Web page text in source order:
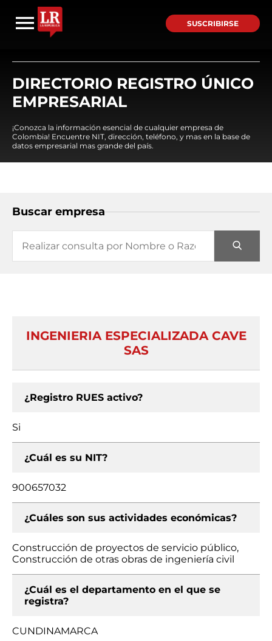
SUSCRIBIRSE
DIRECTORIO REGISTRO ÚNICO
EMPRESARIAL
¡Conozca la información esencial de cualquier empresa de
Colombia! Encuentre NIT, dirección, teléfono, y mas en la base de
datos empresarial mas grande del país.
Buscar empresa
INGENIERIA ESPECIALIZADA CAVE
SAS
¿Registro RUES activo?
Si
¿Cuál es su NIT?
900657032
¿Cuáles son sus actividades económicas?
Construcción de proyectos de servicio público,
Construcción de otras obras de ingeniería civil
¿Cuál es el departamento en el que se
registra?
CUNDINAMARCA